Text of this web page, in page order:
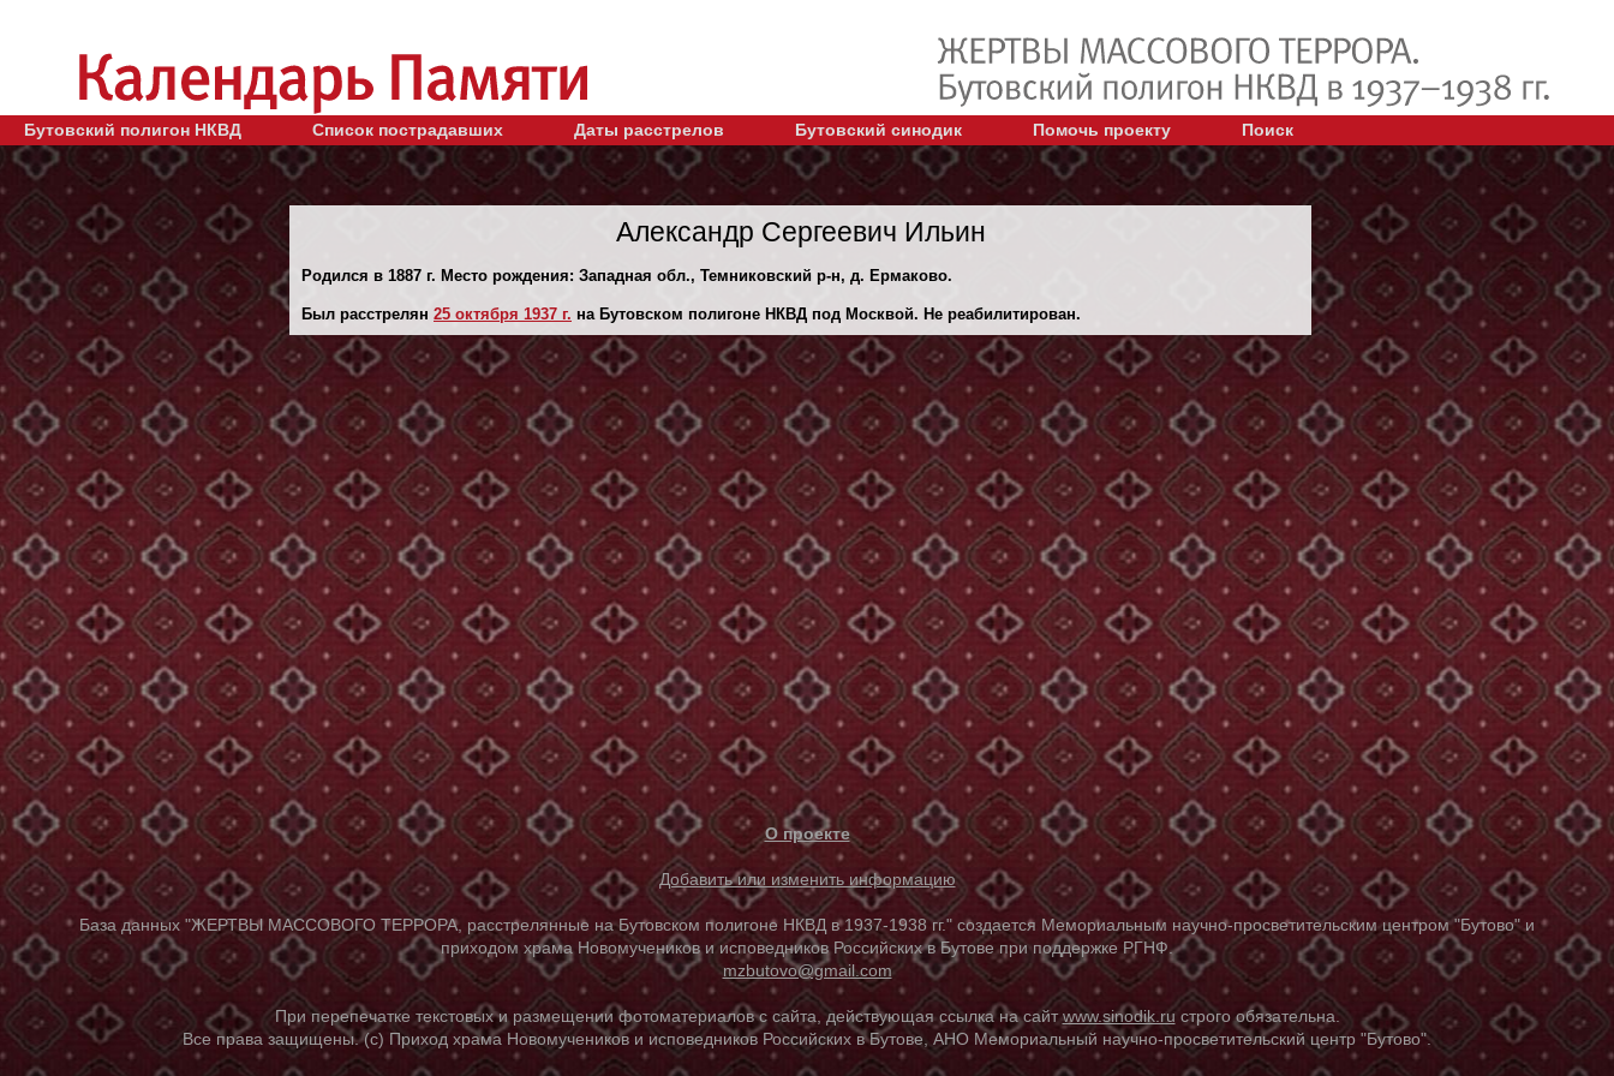
Бутовский полигон НКВД Список пострадавших Даты расстрелов Бутовский синодик Помочь проекту Поиск
Александр Сергеевич Ильин
Родился в 1887 г. Место рождения: Западная обл., Темниковский р-н, д. Ермаково.
Был расстрелян 25 октября 1937 г. на Бутовском полигоне НКВД под Москвой. Не реабилитирован.
О проекте
Добавить или изменить информацию
База данных "ЖЕРТВЫ МАССОВОГО ТЕРРОРА, расстрелянные на Бутовском полигоне НКВД в 1937-1938 гг." создается Мемориальным научно-просветительским центром "Бутово" и
приходом храма Новомучеников и исповедников Российских в Бутове при поддержке РГНФ.
mzbutovo@gmail.com
При перепечатке текстовых и размещении фотоматериалов с сайта, действующая ссылка на сайтwww.sinodik.ru строго обязательна.
Все права защищены. (с) Приход храма Новомучеников и исповедников Российских в Бутове, АНО Мемориальный научно-просветительский центр "Бутово".